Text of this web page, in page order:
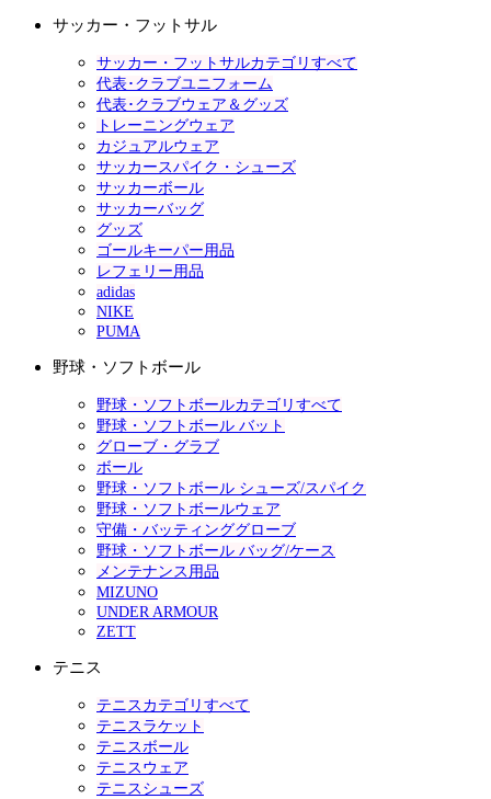
サッカー・フットサル
サッカー・フットサルカテゴリすべて
代表･クラブユニフォーム
代表･クラブウェア＆グッズ
トレーニングウェア
カジュアルウェア
サッカースパイク・シューズ
サッカーボール
サッカーバッグ
グッズ
ゴールキーパー用品
レフェリー用品
adidas
NIKE
PUMA
野球・ソフトボール
野球・ソフトボールカテゴリすべて
野球・ソフトボール バット
グローブ・グラブ
ボール
野球・ソフトボール シューズ/スパイク
野球・ソフトボールウェア
守備・バッティンググローブ
野球・ソフトボール バッグ/ケース
メンテナンス用品
MIZUNO
UNDER ARMOUR
ZETT
テニス
テニスカテゴリすべて
テニスラケット
テニスボール
テニスウェア
テニスシューズ